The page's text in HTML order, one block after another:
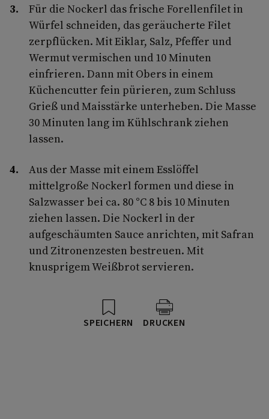
Für die Nockerl das frische Forellenfilet in
Würfel schneiden, das geräucherte Filet
zerpflücken. Mit Eiklar, Salz, Pfeffer und
Wermut vermischen und 10 Minuten
einfrieren. Dann mit Obers in einem
Küchencutter fein pürieren, zum Schluss
Grieß und Maisstärke unterheben. Die Masse
30 Minuten lang im Kühlschrank ziehen
lassen.
Aus der Masse mit einem Esslöffel
mittelgroße Nockerl formen und diese in
Salzwasser bei ca. 80 °C 8 bis 10 Minuten
ziehen lassen. Die Nockerl in der
aufgeschäumten Sauce anrichten, mit Safran
und Zitronenzesten bestreuen. Mit
knusprigem Weißbrot servieren.
SPEICHERN DRUCKEN